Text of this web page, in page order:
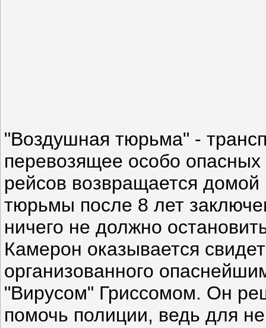
"Воздушная тюрьма" -
перевозящее особо
рейсов возвращается
тюрьмы после 8 лет
ничего не должно
Камерон оказывается
организованного
"Вирусом" Гриссомом. Он
помочь полиции, ведь для